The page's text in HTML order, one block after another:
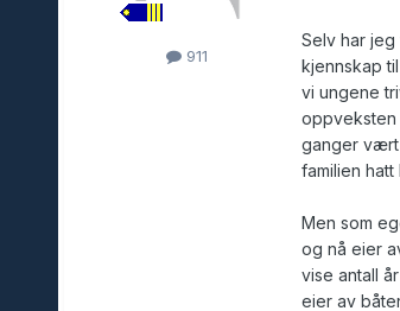
911
Selv har
kjennskap
vi ungene
oppveksten
ganger vært
familien
Men som
og nå eier
vise antall
eier av